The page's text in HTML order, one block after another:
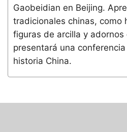
Gaobeidian en Beijing.
tradicionales chinas, como
figuras de arcilla y adornos
presentará una
historia China.